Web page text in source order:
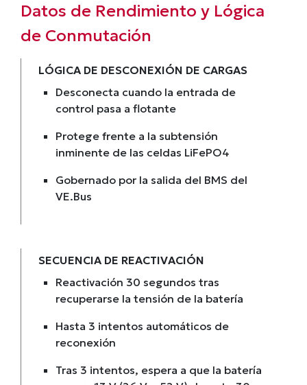
Datos de Rendimiento y Lógica
de Conmutación
LÓGICA DE DESCONEXIÓN DE CARGAS
Desconecta cuando la entrada de
control pasa a flotante
Protege frente a la subtensión
inminente de las celdas LiFePO4
Gobernado por la salida del BMS del
VE.Bus
SECUENCIA DE REACTIVACIÓN
Reactivación 30 segundos tras
recuperarse la tensión de la batería
Hasta 3 intentos automáticos de
reconexión
Tras 3 intentos, espera a que la batería